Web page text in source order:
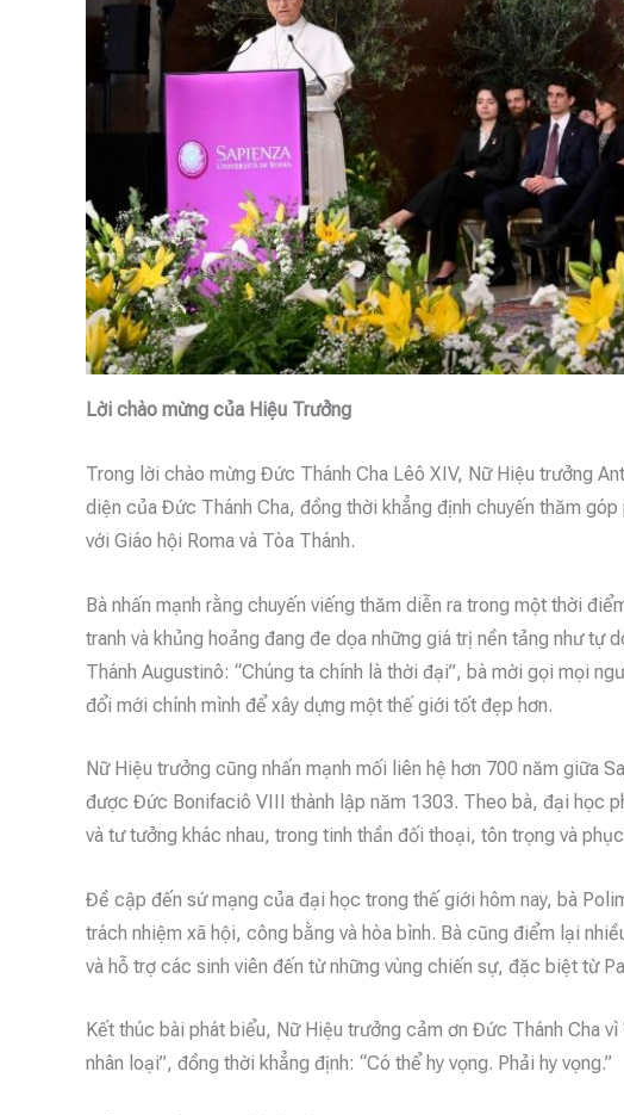
Lời chào mừng của Hiệu Trưởng
Trong lời chào mừng Đức Thánh Cha Lêô XIV, Nữ Hiệu trưởng
diện của Đức Thánh Cha, đồng thời khẳng định chuyến thăm
với Giáo hội Roma và Tòa Thánh.
Bà nhấn mạnh rằng chuyến viếng thăm diễn ra trong một thời
tranh và khủng hoảng đang đe dọa những giá trị nền tảng như tự
Thánh Augustinô: “Chúng ta chính là thời đại”, bà mời gọi mọi
đổi mới chính mình để xây dựng một thế giới tốt đẹp hơn.
Nữ Hiệu trưởng cũng nhấn mạnh mối liên hệ hơn 700 năm giữa
được Đức Bonifaciô VIII thành lập năm 1303. Theo bà, đại học
và tư tưởng khác nhau, trong tinh thần đối thoại, tôn trọng và
Đề cập đến sứ mạng của đại học trong thế giới hôm nay, bà
trách nhiệm xã hội, công bằng và hòa bình. Bà cũng điểm lại
và hỗ trợ các sinh viên đến từ những vùng chiến sự, đặc biệt từ
Kết thúc bài phát biểu, Nữ Hiệu trưởng cảm ơn Đức Thánh Cha
nhân loại”, đồng thời khẳng định: “Có thể hy vọng. Phải hy vọng.”